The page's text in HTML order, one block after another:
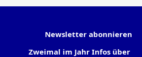
Newsletter abonnieren
Zweimal im Jahr Infos über